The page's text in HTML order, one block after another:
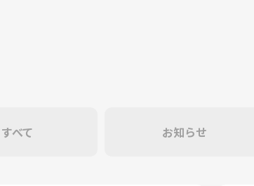
すべて お知らせ